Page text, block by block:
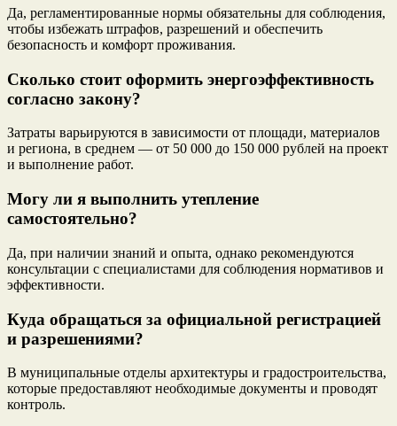
Да, регламентированные нормы обязательны для соблюдения,
чтобы избежать штрафов, разрешений и обеспечить
безопасность и комфорт проживания.
Сколько стоит оформить энергоэффективность
согласно закону?
Затраты варьируются в зависимости от площади, материалов
и региона, в среднем — от 50 000 до 150 000 рублей на проект
и выполнение работ.
Могу ли я выполнить утепление
самостоятельно?
Да, при наличии знаний и опыта, однако рекомендуются
консультации с специалистами для соблюдения нормативов и
эффективности.
Куда обращаться за официальной регистрацией
и разрешениями?
В муниципальные отделы архитектуры и градостроительства,
которые предоставляют необходимые документы и проводят
контроль.